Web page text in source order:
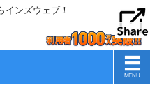
インズウェブ！